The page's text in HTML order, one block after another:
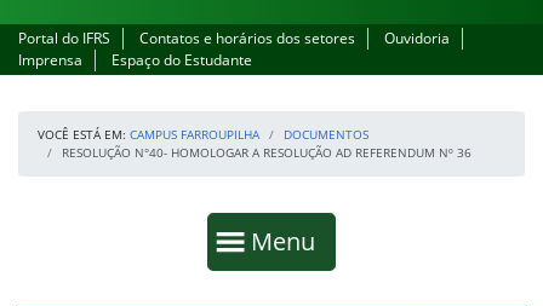
Portal do IFRS Contatos e horários dos setores
Ouvidoria
Imprensa
Espaço do Estudante
VOCÊ ESTÁ EM: CAMPUS FARROUPILHA
DOCUMENTOS
RESOLUÇÃO N°40- HOMOLOGAR A RESOLUÇÃO AD REFERENDUM Nº 36
Mostrar
Menu